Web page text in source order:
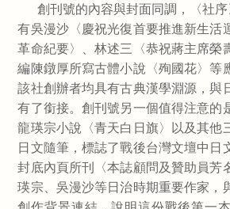
創刊號的內容與封面同調，〈社序
有吳漫沙〈慶祝光復首要推進新生活
革命紀要〉、林述三〈恭祝蔣主席榮
編陳鐓厚所寫古體小說〈殉國花〉等
該社創辦者均具有古典漢學淵源，與
有了銜接。創刊號另一個值得注意的
龍瑛宗小說〈青天白日旗〉以及其他
日文隨筆，標誌了戰後台灣文壇中日
封底內頁所刊〈本誌顧問及贊助員芳
瑛宗、吳漫沙等日治時期重要作家，